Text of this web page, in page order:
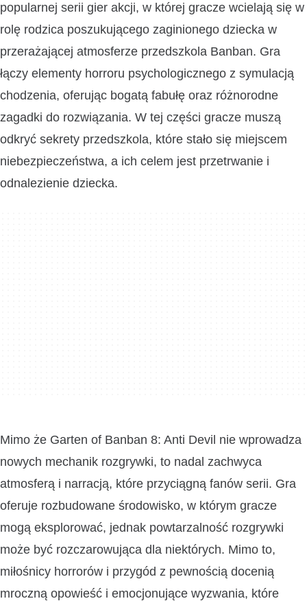
popularnej serii gier akcji, w której gracze wcielają się w
rolę rodzica poszukującego zaginionego dziecka w
przerażającej atmosferze przedszkola Banban. Gra
łączy elementy horroru psychologicznego z symulacją
chodzenia, oferując bogatą fabułę oraz różnorodne
zagadki do rozwiązania. W tej części gracze muszą
odkryć sekrety przedszkola, które stało się miejscem
niebezpieczeństwa, a ich celem jest przetrwanie i
odnalezienie dziecka.
Mimo że Garten of Banban 8: Anti Devil nie wprowadza
nowych mechanik rozgrywki, to nadal zachwyca
atmosferą i narracją, które przyciągną fanów serii. Gra
oferuje rozbudowane środowisko, w którym gracze
mogą eksplorować, jednak powtarzalność rozgrywki
może być rozczarowująca dla niektórych. Mimo to,
miłośnicy horrorów i przygód z pewnością docenią
mroczną opowieść i emocjonujące wyzwania, które